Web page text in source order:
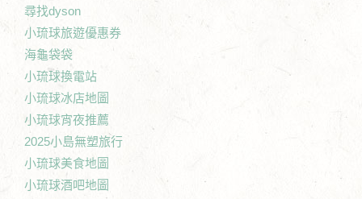
尋找dyson
小琉球旅遊優惠券
海龜袋袋
小琉球換電站
小琉球冰店地圖
小琉球宵夜推薦
2025小島無塑旅行
小琉球美食地圖
小琉球酒吧地圖